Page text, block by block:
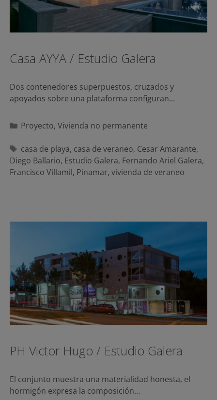
Casa AYYA / Estudio Galera
Dos contenedores superpuestos, cruzados y
apoyados sobre una plataforma configuran…
Categorías
Proyecto, Vivienda no permanente
Etiquetas
casa de playa, casa de veraneo, Cesar Amarante,
Diego Ballario, Estudio Galera, Fernando Ariel Galera,
Francisco Villamil, Pinamar, vivienda de veraneo
PH Victor Hugo / Estudio Galera
El conjunto muestra una materialidad honesta, el
hormigón expresa la composición…